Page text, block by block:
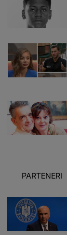
PARTENERI